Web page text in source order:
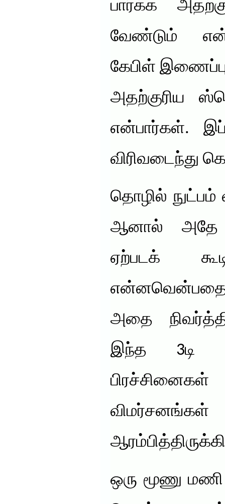
பார்க்க
வேண்டும்
கேபிள்
அதற்குரிய
என்பார்கள்.
விரிவடைந்து
தொழில் நுட்பம்
ஆனால் அதே
ஏற்படக்
அதை
இந்த 3டி
ஒரு மூணு மணி